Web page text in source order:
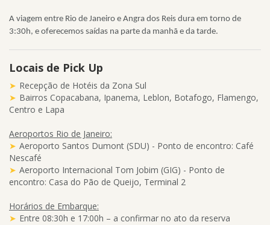
A viagem entre Rio de Janeiro e Angra dos Reis dura em torno de
3:30h, e oferecemos saídas na parte da manhã e da tarde.
Locais de Pick Up
Recepção de Hotéis da Zona Sul
Bairros Copacabana, Ipanema, Leblon, Botafogo, Flamengo,
Centro e Lapa
Aeroportos Rio de Janeiro:
Aeroporto Santos Dumont (SDU) - Ponto de encontro: Café
Nescafé
Aeroporto Internacional Tom Jobim (GIG) - Ponto de
encontro: Casa do Pão de Queijo, Terminal 2
Horários de Embarque:
Entre 08:30h e 17:00h – a confirmar no ato da reserva